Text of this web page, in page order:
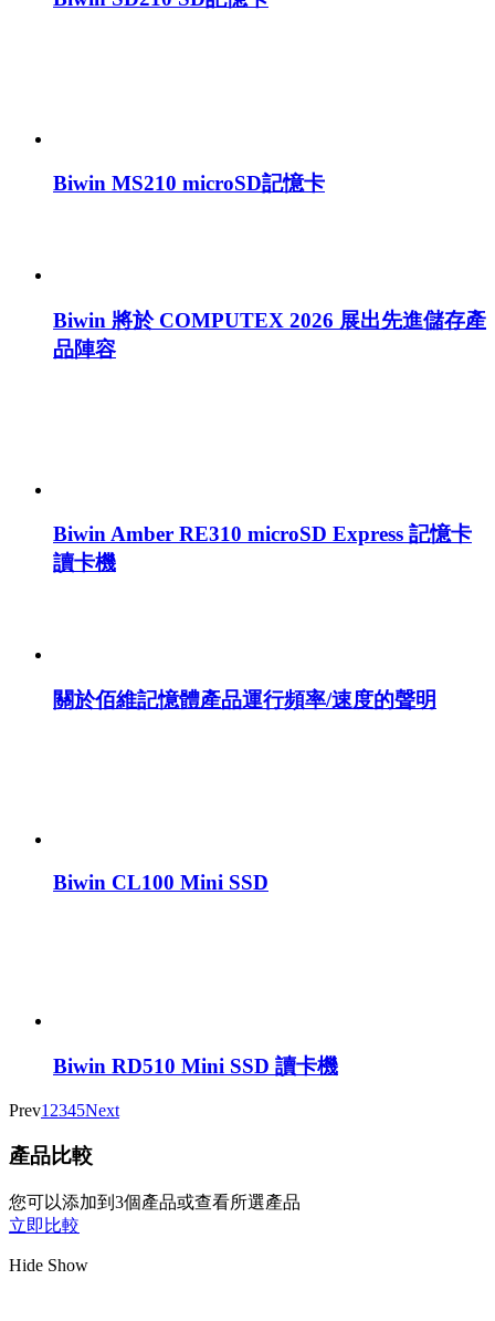
Biwin MS210 microSD記憶卡
Biwin 將於 COMPUTEX 2026 展出先進儲存產
品陣容
Biwin Amber RE310 microSD Express 記憶卡
讀卡機
關於佰維記憶體產品運行頻率/速度的聲明
Biwin CL100 Mini SSD
Biwin RD510 Mini SSD 讀卡機
Prev1 2345Next
產品比較
您可以添加到3個產品或查看所選產品
立即比較
Hide Show